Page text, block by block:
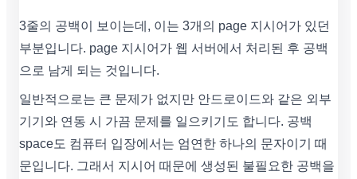
3줄의 공백이 보이는데, 이는 3개의 page 지시어가 있던
부분입니다. page 지시어가 웹 서버에서 처리된 후 공백
으로 남게 되는 것입니다.
일반적으로는 큰 문제가 없지만 안드로이드와 같은 외부
기기와 연동 시 가끔 문제를 일으키기도 합니다. 공백
space도 컴퓨터 입장에서는 엄연한 하나의 문자이기 때
문입니다. 그래서 지시어 때문에 생성된 불필요한 공백을